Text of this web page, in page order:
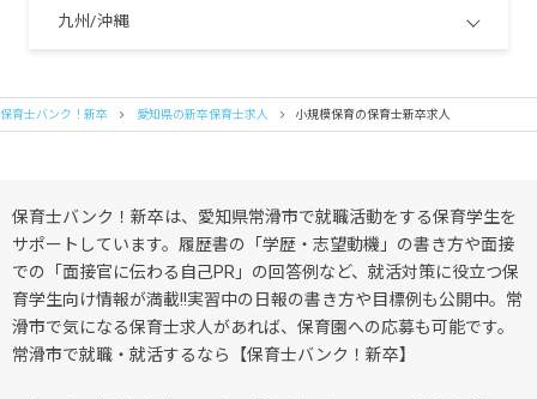
九州/沖縄
保育士バンク！新卒 愛知県の新卒保育士求人 小規模保育の保育士新卒求人
保育士バンク！新卒は、愛知県常滑市で就職活動をする保育学生を
サポートしています。履歴書の「学歴・志望動機」の書き方や面接
での「面接官に伝わる自己PR」の回答例など、就活対策に役立つ保
育学生向け情報が満載!!実習中の日報の書き方や目標例も公開中。常
滑市で気になる保育士求人があれば、保育園への応募も可能です。
常滑市で就職・就活するなら【保育士バンク！新卒】